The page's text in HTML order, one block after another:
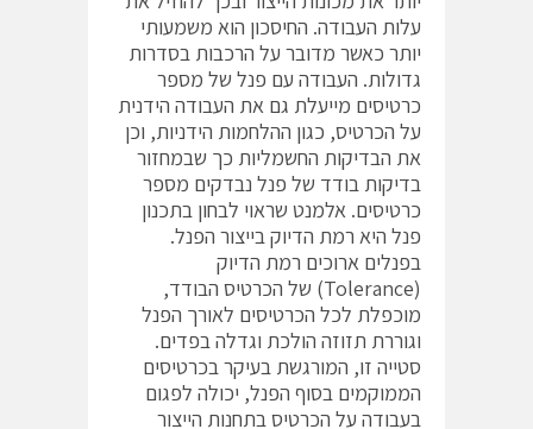
עלות העבודה. החיסכון הוא משמעותי
יותר כאשר מדובר על הרכבות בסדרות
גדולות. העבודה עם פנל של מספר
כרטיסים מייעלת גם את העבודה הידנית
על הכרטיס, כגון ההלחמות הידניות, וכן
את הבדיקות החשמליות כך שבמחזור
בדיקות בודד של פנל נבדקים מספר
כרטיסים. אלמנט שראוי לבחון בתכנון
פנל היא רמת הדיוק בייצור הפנל.
בפנלים ארוכים רמת הדיוק
(Tolerance) של הכרטיס הבודד,
מוכפלת לכל הכרטיסים לאורך הפנל
וגוררת תזוזה הולכת וגדלה בפדים.
סטייה זו, המורגשת בעיקר בכרטיסים
הממוקמים בסוף הפנל, יכולה לפגום
בעבודה על הכרטיס בתחנות הייצור